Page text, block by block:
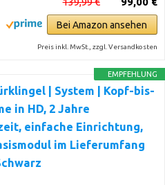
Bei Amazon ansehen
Preis inkl. MwSt., zzgl. Versandkosten
EMPFEHLUNG
| System | Kopf-bis-
in HD, 2 Jahre
einfache Einrichtung,
im Lieferumfang